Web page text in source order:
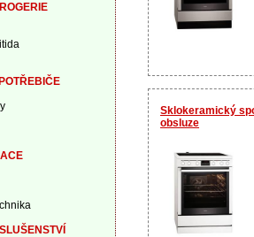
Sklokeramický
obsluze